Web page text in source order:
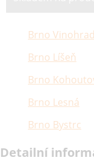
Brno
Brno Líšeň
Brno
Brno Lesná
Brno Bystrc
Detailní